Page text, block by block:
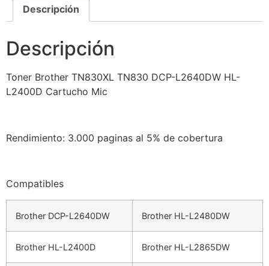
Descripción
Descripción
Toner Brother TN830XL TN830 DCP-L2640DW HL-
L2400D Cartucho Mic
Rendimiento: 3.000 paginas al 5% de cobertura
Compatibles
Brother DCP-L2640DW Brother HL-L2480DW
Brother HL-L2400D Brother HL-L2865DW